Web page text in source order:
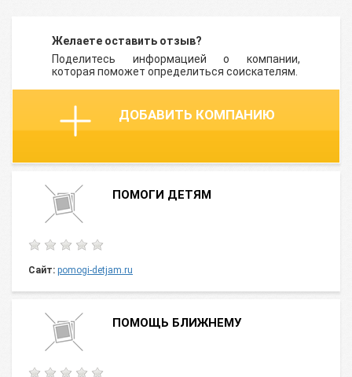
Желаете оставить отзыв?
Поделитесь информацией о компании,
которая поможет определиться соискателям.
ДОБАВИТЬ КОМПАНИЮ
ПОМОГИ ДЕТЯМ
Сайт: pomogi-detjam.ru
ПОМОЩЬ БЛИЖНЕМУ